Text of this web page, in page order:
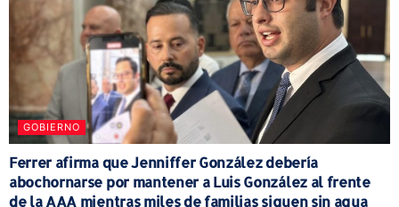
GOBIERNO
Ferrer afirma que Jenniffer González debería
abochornarse por mantener a Luis González al frente
de la AAA mientras miles de familias siguen sin agua